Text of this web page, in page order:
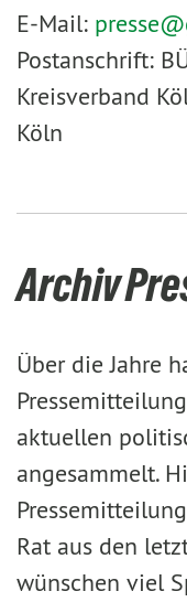
E-Mail: presse@
Postanschrift:
Kreisverband
Köln
Archiv
Über die Jahre
aktuellen
angesammelt.
Rat aus den
wünschen viel